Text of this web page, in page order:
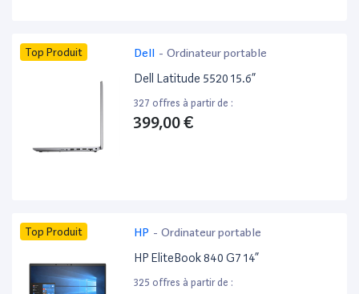
Top Produit Dell - Ordinateur portable
Dell Latitude 5520 15.6”
327 offres à partir de :
399,00 €
Top Produit HP - Ordinateur portable
HP EliteBook 840 G7 14”
325 offres à partir de :